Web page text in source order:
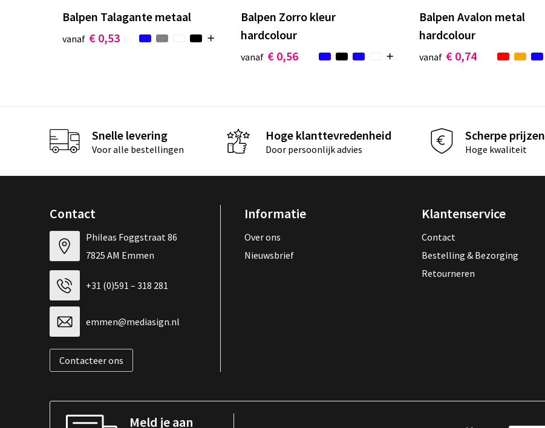
Balpen Talagante metaal
vanaf € 0,53
Balpen Zorro kleur
hardcolour
vanaf € 0,56
Balpen Avalon metal
hardcolour
vanaf € 0,74
Snelle levering
Voor alle bestellingen
Hoge klanttevredenheid
Door persoonlijk advies
Scherpe prijzen
Hoge kwaliteit
Contact
Phileas Foggstraat 86
7825 AM Emmen
+31 (0)591 – 318 281
emmen@mediasign.nl
Contacteer ons
Informatie
Over ons
Nieuwsbrief
Klantenservice
Contact
Bestelling & Bezorging
Retourneren
Meld je aan